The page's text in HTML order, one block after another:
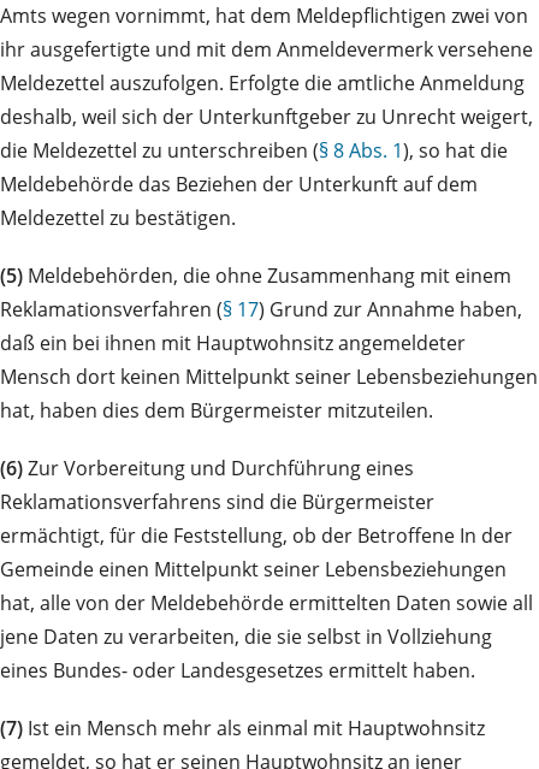
Amts wegen vornimmt, hat dem Meldepflichtigen zwei von
ihr ausgefertigte und mit dem Anmeldevermerk versehene
Meldezettel auszufolgen. Erfolgte die amtliche Anmeldung
deshalb, weil sich der Unterkunftgeber zu Unrecht weigert,
die Meldezettel zu unterschreiben (§ 8 Abs. 1), so hat die
Meldebehörde das Beziehen der Unterkunft auf dem
Meldezettel zu bestätigen.
(5) Meldebehörden, die ohne Zusammenhang mit einem
Reklamationsverfahren (§ 17) Grund zur Annahme haben,
daß ein bei ihnen mit Hauptwohnsitz angemeldeter
Mensch dort keinen Mittelpunkt seiner Lebensbeziehungen
hat, haben dies dem Bürgermeister mitzuteilen.
(6)Zur Vorbereitung und Durchführung eines
Reklamationsverfahrens sind die Bürgermeister
ermächtigt, für die Feststellung, ob der Betroffene In der
Gemeinde einen Mittelpunkt seiner Lebensbeziehungen
hat, alle von der Meldebehörde ermittelten Daten sowie all
jene Daten zu verarbeiten, die sie selbst in Vollziehung
eines Bundes- oder Landesgesetzes ermittelt haben.
(7) Ist ein Mensch mehr als einmal mit Hauptwohnsitz
gemeldet, so hat er seinen Hauptwohnsitz an jener